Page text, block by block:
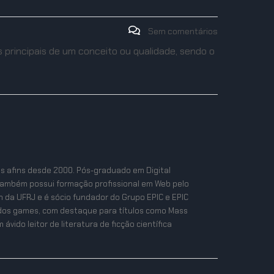
Sem comentários
de um conceito ou qualidade, sendo o
afins desde 2000. Pós-graduado em Digital
possui formação profissional em Web pelo
UFRJ e é sócio fundador do Grupo EPIC e EPIC
games, com destaque para títulos como Mass
ávido leitor de literatura de ficção científica